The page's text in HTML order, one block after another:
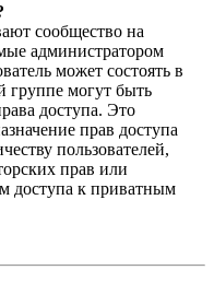
сообщество на
администратором
может состоять в
группе могут быть
доступа. Это
прав доступа
пользователей,
прав или
доступа к приватным